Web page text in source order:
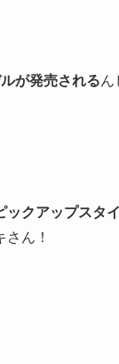
が発売されるん
ックアップスタ
ん！